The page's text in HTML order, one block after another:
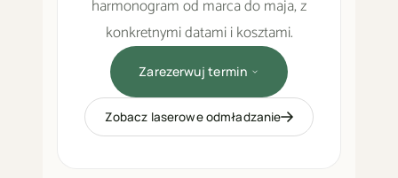
harmonogram od marca do maja, z
konkretnymi datami i kosztami.
Zarezerwuj termin
Zobacz laserowe odmładzanie